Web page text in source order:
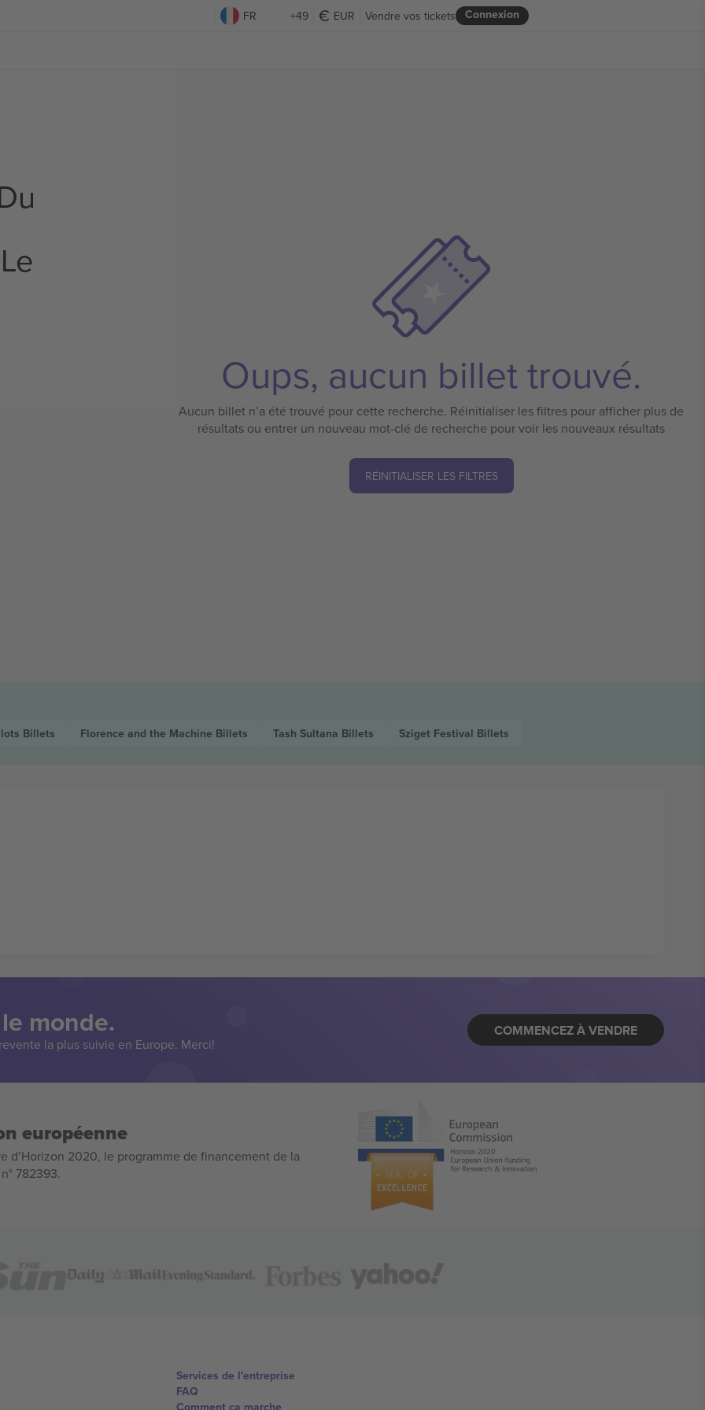
FR +49 EUR Connexion
Vendre vos tickets
Oups, aucun billet trouvé.
Aucun billet n’a été trouvé pour cette recherche. Réinitialiser les filtres pour afficher plus de
résultats ou entrer un nouveau mot-clé de recherche pour voir les nouveaux résultats
RÉINITIALISER LES FILTRES
Billets Florence and the Machine Billets Tash Sultana Billets Sziget Festival Billets
monde.
la plus suivie en Europe. Merci!
COMMENCEZ À VENDRE
européenne
d’Horizon 2020, le programme de financement de la
782393.
Services de l'entreprise
FAQ
Comment ça marche